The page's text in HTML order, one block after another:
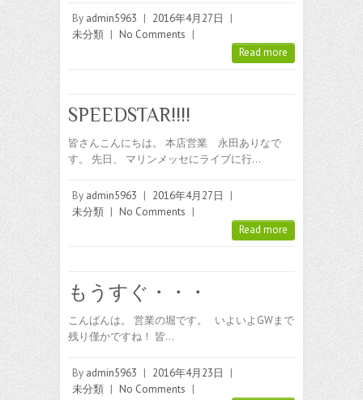
By admin5963 | 2016年4月27日
|
未分類 | No Comments |
Read more
SPEEDSTAR!!!!
皆さんこんにちは。 本店営業 永田ありなで
す。 先日、 マリンメッセにライブに行…
By admin5963 | 2016年4月27日
|
未分類 | No Comments |
Read more
もうすぐ・・・
こんばんは。 営業の堀です。 いよいよGWまで
残り僅かですね！ 皆…
By admin5963 | 2016年4月23日
|
未分類 | No Comments |